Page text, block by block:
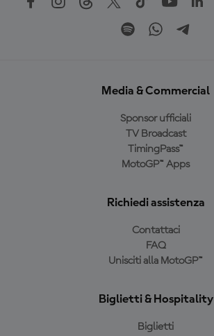
Media & Commercial
Sponsor ufficiali
TV Broadcast
TimingPass™
MotoGP™ Apps
Richiedi assistenza
Contattaci
FAQ
Unisciti alla MotoGP™
Biglietti & Hospitality
Biglietti